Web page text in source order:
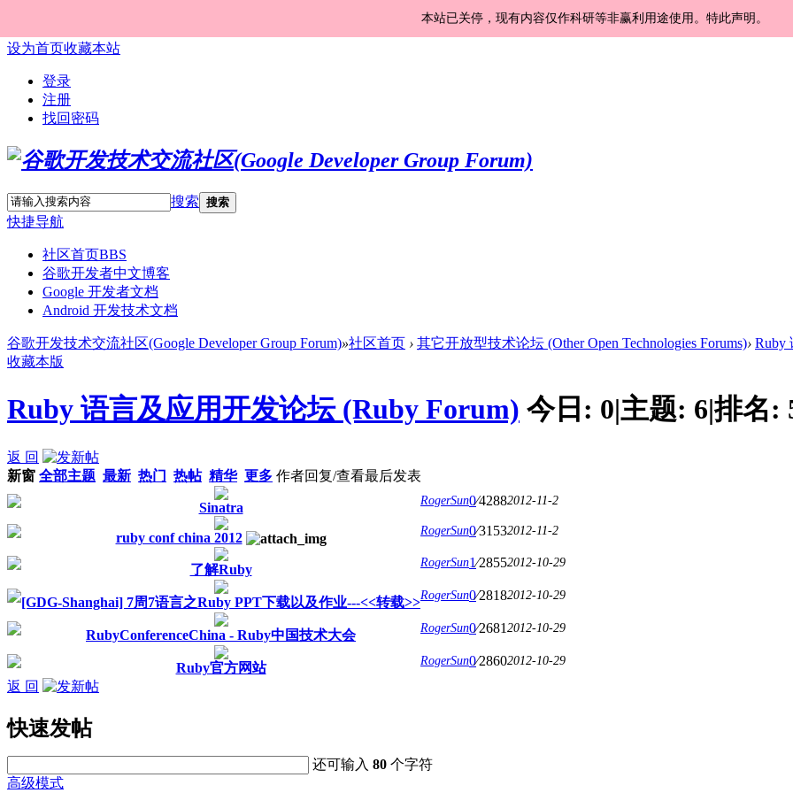
本站已关停，现有内容仅作科研等非赢利用途使用。特此声明。
设为首页收藏本站
登录
注册
找回密码
搜索 搜索
快捷导航
社区首页BBS
谷歌开发者中文博客
Google 开发者文档
Android 开发技术文档
谷歌开发技术交流社区(Google Developer Group Forum)»社区首页 › 其它开放型技术论坛 (Other Open Technologies Forums)› Ruby
收藏本版
Ruby 语言及应用开发论坛 (Ruby Forum) 今日: 0|主题: 6|排名:
返 回
新窗 全部主题 最新 热门 热帖 精华 更多 作者回复/查看最后发表
Sinatra RogerSun0⁄42882012-11-2
ruby conf china 2012 RogerSun0⁄31532012-11-2
了解Ruby RogerSun1⁄28552012-10-29
[GDG-Shanghai] 7周7语言之Ruby PPT下载以及作业---<<转载>>RogerSun0⁄28182012-10-29
RubyConferenceChina - Ruby中国技术大会 RogerSun0⁄2681 2012-10-29
Ruby官方网站 RogerSun0⁄28602012-10-29
返 回
快速发帖
还可输入80 个字符
高级模式